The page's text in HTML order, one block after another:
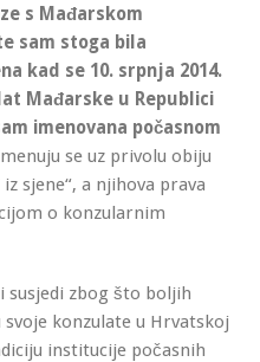
s Mađarskom
sam stoga bila
kad se 10. srpnja 2014.
Mađarske u Republici
imenovana počasnom
se uz privolu obiju
sjene“, a njihova prava
o konzularnim
susjedi zbog što boljih
konzulate u Hrvatskoj
institucije počasnih